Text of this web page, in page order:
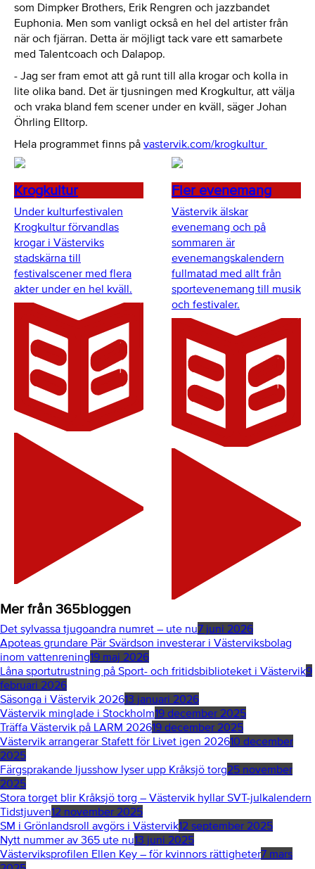
som Dimpker Brothers, Erik Rengren och jazzbandet
Euphonia. Men som vanligt också en hel del artister från
när och fjärran. Detta är möjligt tack vare ett samarbete
med Talentcoach och Dalapop.
- Jag ser fram emot att gå runt till alla krogar och kolla in
lite olika band. Det är tjusningen med Krogkultur, att välja
och vraka bland fem scener under en kväll, säger Johan
Öhrling Elltorp.
Hela programmet finns på vastervik.com/krogkultur
Krogkultur
Under kulturfestivalen
Krogkultur förvandlas
krogar i Västerviks
stadskärna till
festivalscener med flera
akter under en hel kväll.
Fler evenemang
Västervik älskar
evenemang och på
sommaren är
evenemangskalendern
fullmatad med allt från
sportevenemang till musik
och festivaler.
Mer från 365bloggen
Det sylvassa tjugoandra numret – ute nu7 juni 2026
Apoteas grundare Pär Svärdson investerar i Västerviksbolag
inom vattenrening19 maj 2026
Låna sportutrustning på Sport- och fritidsbiblioteket i Västervik9
februari 2026
Säsonga i Västervik 202613 januari 2026
Västervik minglade i Stockholm19 december 2025
Träffa Västervik på LARM 202619 december 2025
Västervik arrangerar Stafett för Livet igen 202610 december
2025
Färgsprakande ljusshow lyser upp Kråksjö torg25 november
2025
Stora torget blir Kråksjö torg – Västervik hyllar SVT-julkalendern
Tidstjuven12 november 2025
SM i Grönlandsroll avgörs i Västervik12 september 2025
Nytt nummer av 365 ute nu13 juni 2025
Västerviksprofilen Ellen Key – för kvinnors rättigheter7 mars